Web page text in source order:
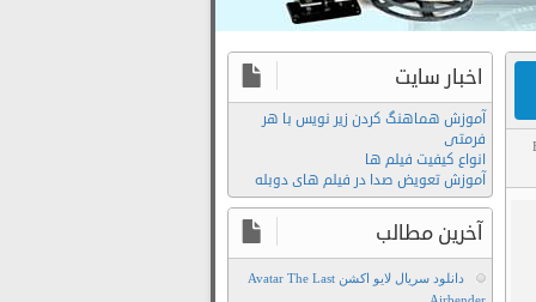
دانلود
Birdboy
The
Forgotten
اخبار سایت
آموزش هماهنگ کردن زیر نویس با هر
فرمتی
انواع کیفیت فیلم ها
آموزش تعویض صدا در فیلم های دوبله
آخرین مطالب
دانلود سریال لایو اکشن Avatar The Last